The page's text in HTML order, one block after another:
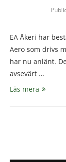
EA Åkeri har
Aero som drivs
har nu anlänt.
avsevärt …
Läs mera